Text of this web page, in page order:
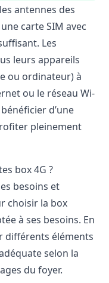
les antennes des
carte SIM avec
Les
leurs appareils
ou ordinateur) à
ou le réseau Wi-
d’une
pleinement
box 4G ?
besoins et
choisir la box
à ses besoins. En
différents éléments
selon la
du foyer.